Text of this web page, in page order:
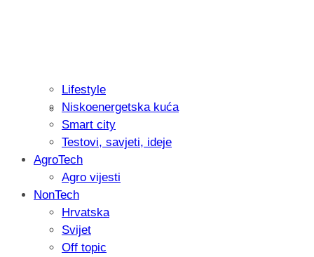
Recenzija: Philips All-in-One Trimmer
muškarcu
Lifestyle
Niskoenergetska kuća
Smart city
Testovi, savjeti, ideje
AgroTech
Agro vijesti
NonTech
Hrvatska
Svijet
Off topic